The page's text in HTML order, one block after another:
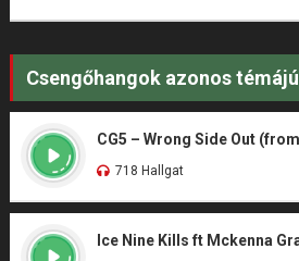
Csengőhangok azonos témájú
718 Hallgat